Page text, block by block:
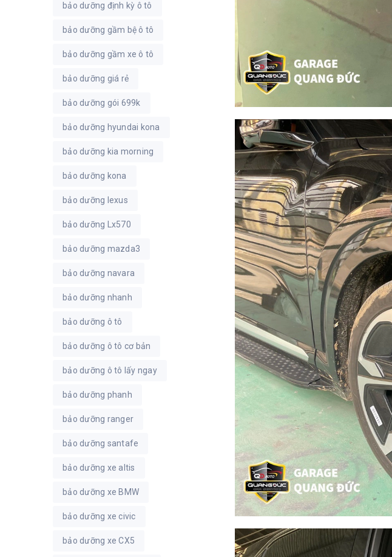
bảo dưỡng định kỳ ô tô
bảo dưỡng gầm bệ ô tô
bảo dưỡng gầm xe ô tô
bảo dưỡng giá rẻ
bảo dưỡng gói 699k
bảo dưỡng hyundai kona
bảo dưỡng kia morning
bảo dưỡng kona
bảo dưỡng lexus
bảo dưỡng Lx570
bảo dưỡng mazda3
bảo dưỡng navara
bảo dưỡng nhanh
bảo dưỡng ô tô
bảo dưỡng ô tô cơ bản
bảo dưỡng ô tô lấy ngay
bảo dưỡng phanh
bảo dưỡng ranger
bảo dưỡng santafe
bảo dưỡng xe altis
bảo dưỡng xe BMW
bảo dưỡng xe civic
bảo dưỡng xe CX5